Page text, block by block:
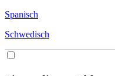
Spanisch
Schwedisch